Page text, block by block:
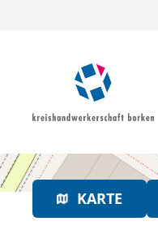
a
t
KARTE